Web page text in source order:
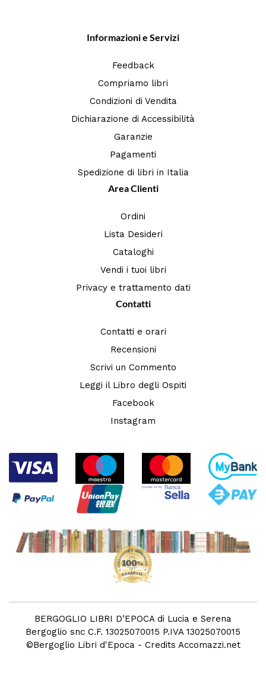
Informazioni e Servizi
Feedback
Compriamo libri
Condizioni di Vendita
Dichiarazione di Accessibilità
Garanzie
Pagamenti
Spedizione di libri in Italia
Area Clienti
Ordini
Lista Desideri
Cataloghi
Vendi i tuoi libri
Privacy e trattamento dati
Contatti
Contatti e orari
Recensioni
Scrivi un Commento
Leggi il Libro degli Ospiti
Facebook
Instagram
BERGOGLIO LIBRI D’EPOCA di Lucia e Serena
Bergoglio snc C.F. 13025070015 P.IVA 13025070015
©Bergoglio Libri d'Epoca - Credits Accomazzi.net